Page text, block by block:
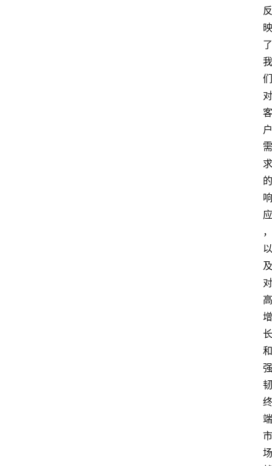
反
映
了
我
们
对
客
户
需
求
的
响
应
，
以
及
对
高
增
长
和
强
韧
终
端
市
场